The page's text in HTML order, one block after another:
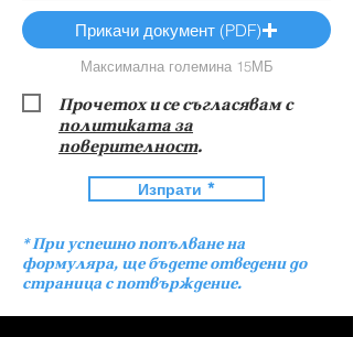
Прикачи документ (PDF)
Максимална големина 15МБ
Прочетох и се съгласявам с
политиката за
поверителност.
Изпрати *
* При успешно попълване на
формуляра, ще бъдете отведени до
страница с потвърждение.